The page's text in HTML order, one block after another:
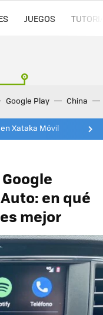
JUEGOS
Google Play China
Xataka Móvil
en qué
mejor